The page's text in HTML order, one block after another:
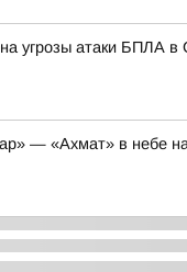
угрозы атаки БПЛА в
— «Ахмат» в небе